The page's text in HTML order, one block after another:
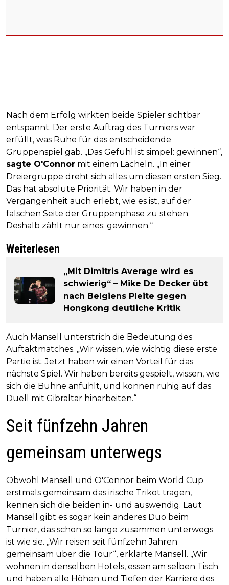
Nach dem Erfolg wirkten beide Spieler sichtbar
entspannt. Der erste Auftrag des Turniers war
erfüllt, was Ruhe für das entscheidende
Gruppenspiel gab. „Das Gefühl ist simpel: gewinnen“,
sagte O'Connor mit einem Lächeln. „In einer
Dreiergruppe dreht sich alles um diesen ersten Sieg.
Das hat absolute Priorität. Wir haben in der
Vergangenheit auch erlebt, wie es ist, auf der
falschen Seite der Gruppenphase zu stehen.
Deshalb zählt nur eines: gewinnen.“
Weiterlesen
„Mit Dimitris Average wird es
schwierig“ – Mike De Decker übt
nach Belgiens Pleite gegen
Hongkong deutliche Kritik
Auch Mansell unterstrich die Bedeutung des
Auftaktmatches. „Wir wissen, wie wichtig diese erste
Partie ist. Jetzt haben wir einen Vorteil für das
nächste Spiel. Wir haben bereits gespielt, wissen, wie
sich die Bühne anfühlt, und können ruhig auf das
Duell mit Gibraltar hinarbeiten.“
Seit fünfzehn Jahren
gemeinsam unterwegs
Obwohl Mansell und O'Connor beim World Cup
erstmals gemeinsam das irische Trikot tragen,
kennen sich die beiden in- und auswendig. Laut
Mansell gibt es sogar kein anderes Duo beim
Turnier, das schon so lange zusammen unterwegs
ist wie sie. „Wir reisen seit fünfzehn Jahren
gemeinsam über die Tour“, erklärte Mansell. „Wir
wohnen in denselben Hotels, essen am selben Tisch
und haben alle Höhen und Tiefen der Karriere des